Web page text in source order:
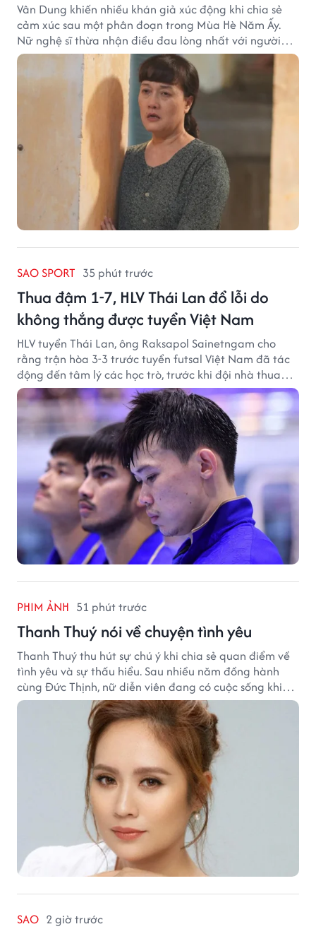
Vân Dung khiến nhiều khán giả xúc động khi chia sẻ
cảm xúc sau một phân đoạn trong Mùa Hè Năm Ấy.
Nữ nghệ sĩ thừa nhận điều đau lòng nhất với người
mẹ không phải sự nghèo khó, mà là khi các con phải
chứng kiến những tổn thương trong chính ngôi nhà
SAO SPORT 35 phút trước
Thua đậm 1-7, HLV Thái Lan đổ lỗi do
không thắng được tuyển Việt Nam
HLV tuyển Thái Lan, ông Raksapol Sainetngam cho
rằng trận hòa 3-3 trước tuyển futsal Việt Nam đã tác
động đến tâm lý các học trò, trước khi đội nhà thua
đậm Nga 1-7.
PHIM ẢNH 51 phút trước
Thanh Thuý nói về chuyện tình yêu
Thanh Thuý thu hút sự chú ý khi chia sẻ quan điểm về
tình yêu và sự thấu hiểu. Sau nhiều năm đồng hành
cùng Đức Thịnh, nữ diễn viên đang có cuộc sống khiến
nhiều khán giả quan tâm.
SAO 2 giờ trước